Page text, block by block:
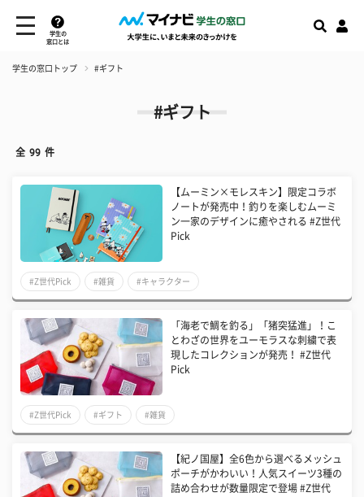
学生の
窓口とは
学生の窓口トップ #ギフト
#ギフト
全 99 件
【ムーミン×モレスキン】限定コラボ
ノートが発売中！釣りを楽しむムーミ
ン一家のデザインに癒やされる #Z世代
Pick
#Z世代Pick #雑貨 #キャラクター
「海老で鯛を釣る」「猪突猛進」！こ
とわざの世界をユーモラスな刺繍で表
現したコレクションが発売！ #Z世代
Pick
#Z世代Pick #ギフト #雑貨
【紀ノ国屋】全6色から選べるメッシュ
ポーチがかわいい！人気スイーツ3種の
詰め合わせが数量限定で登場 #Z世代